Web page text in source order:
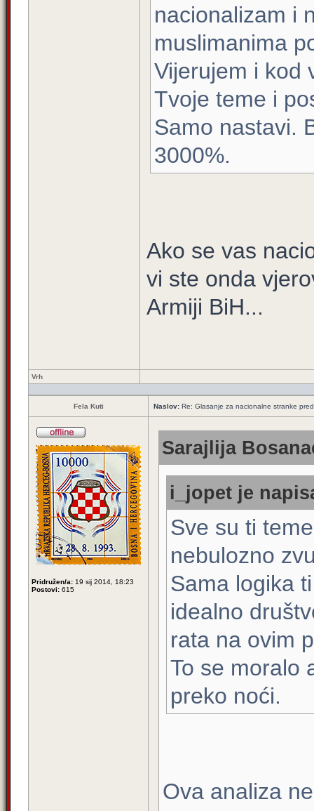
nacionalizam i
muslimanima
Vijerujem i kod
Tvoje teme i
Samo nastavi.
3000%.
Ako se vas
vi ste onda
Armiji BiH...
Vrh
Fela Kuti Naslov: Re: Glasanje za nacionalne stranke
Pridružen/a: 19 sij 2014, 18:23
Postovi: 615
Sarajlija
i_jopet je
Sve su ti
nebulozno
Sama logika
idealno
rata na ovim
To se moralo
preko noći.
Ova analiza